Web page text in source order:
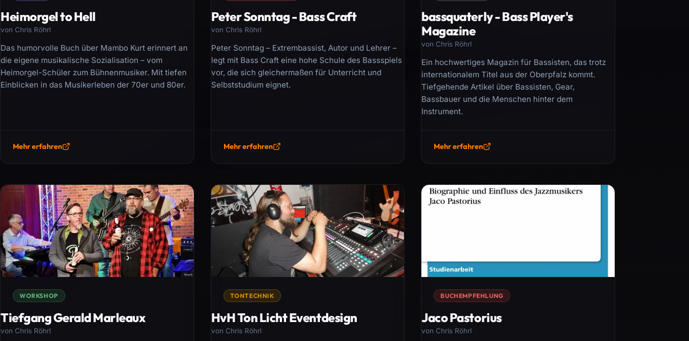
Heimorgel to Hell
von Chris Röhrl
Das humorvolle Buch über Mambo Kurt erinnert an
die eigene musikalische Sozialisation – vom
Heimorgel-Schüler zum Bühnenmusiker. Mit tiefen
Einblicken in das Musikerleben der 70er und 80er.
Mehr erfahren
Peter Sonntag - Bass Craft
von Chris Röhrl
Peter Sonntag – Extrembassist, Autor und Lehrer –
legt mit Bass Craft eine hohe Schule des Bassspiels
vor, die sich gleichermaßen für Unterricht und
Selbststudium eignet.
Mehr erfahren
bassquaterly - Bass Player's
Magazine
von Chris Röhrl
Ein hochwertiges Magazin für Bassisten, das trotz
internationalem Titel aus der Oberpfalz kommt.
Tiefgehende Artikel über Bassisten, Gear,
Bassbauer und die Menschen hinter dem
Instrument.
Mehr erfahren
WORKSHOP
Tiefgang Gerald Marleaux
von Chris Röhrl
TONTECHNIK
HvH Ton Licht Eventdesign
von Chris Röhrl
BUCHEMPFEHLUNG
Jaco Pastorius
von Chris Röhrl